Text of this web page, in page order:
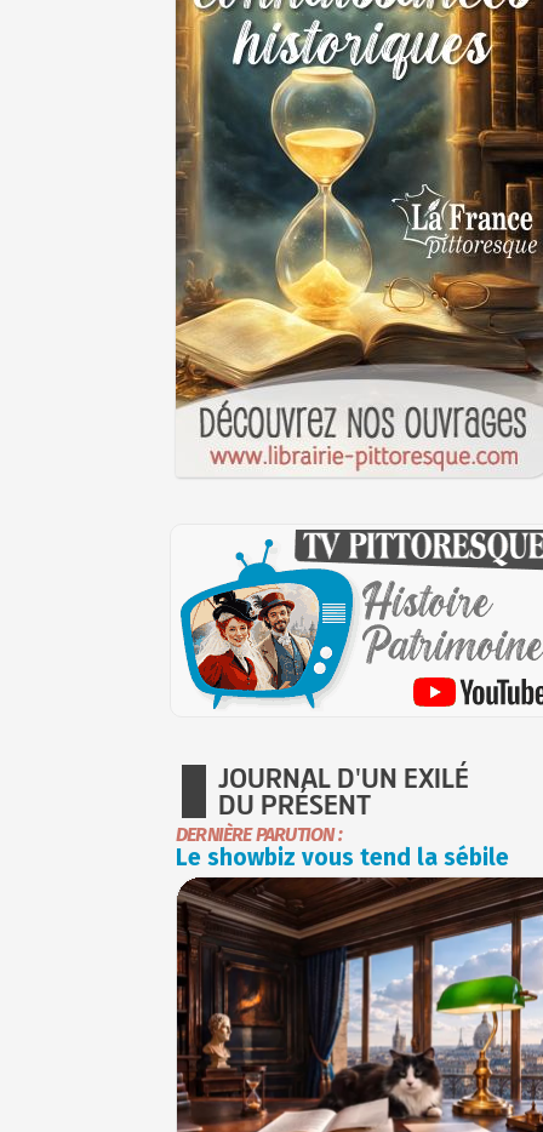
JOURNAL D'UN EXILÉ
DU PRÉSENT
DERNIÈRE PARUTION :
Le showbiz vous tend la sébile